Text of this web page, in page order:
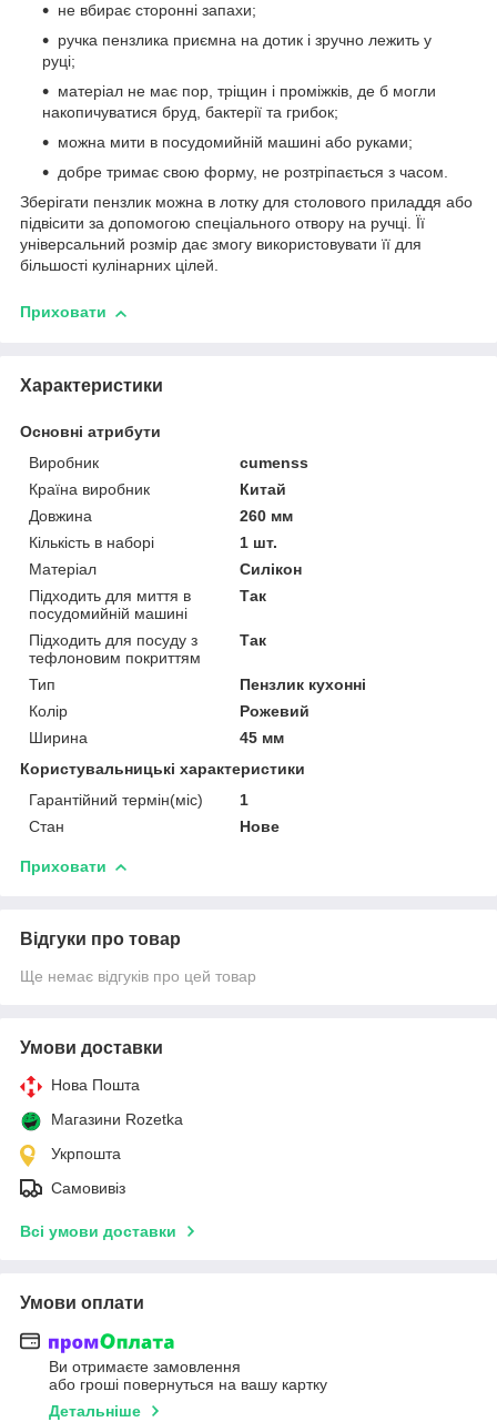
не вбирає сторонні запахи;
ручка пензлика приємна на дотик і зручно лежить у
руці;
матеріал не має пор, тріщин і проміжків, де б могли
накопичуватися бруд, бактерії та грибок;
можна мити в посудомийній машині або руками;
добре тримає свою форму, не розтріпається з часом.
Зберігати пензлик можна в лотку для столового приладдя або
підвісити за допомогою спеціального отвору на ручці. Її
універсальний розмір дає змогу використовувати її для
більшості кулінарних цілей.
Приховати
Характеристики
Основні атрибути
Виробник
cumenss
Країна виробник
Китай
Довжина
260 мм
Кількість в наборі
1 шт.
Матеріал
Силікон
Підходить для миття в
посудомийній машині
Так
Підходить для посуду з
тефлоновим покриттям
Так
Тип
Пензлик кухонні
Колір
Рожевий
Ширина
45 мм
Користувальницькі характеристики
Гарантійний термін(міс)
1
Стан
Нове
Приховати
Відгуки про товар
Ще немає відгуків про цей товар
Умови доставки
Нова Пошта
Магазини Rozetka
Укрпошта
Самовивіз
Всі умови доставки
Умови оплати
Ви отримаєте замовлення
або гроші повернуться на вашу картку
Детальніше